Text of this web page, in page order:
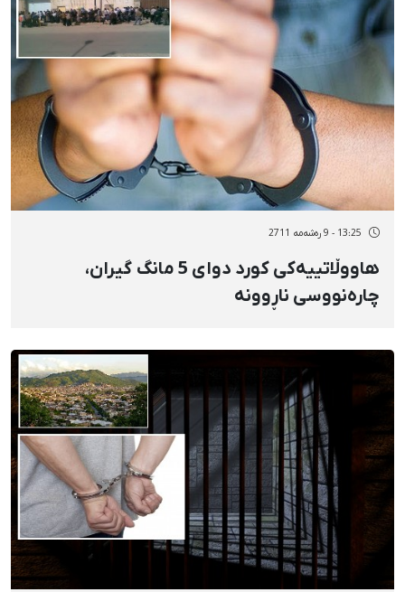
13:25 - 9 رەشەمه 2711
هاووڵاتییەكی كورد دوای 5 مانگ گیران،
چارەنووسی ناڕوونە